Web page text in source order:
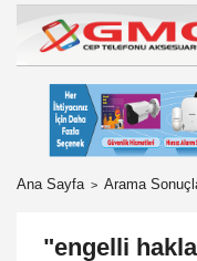
Ana Sayfa Arama
"engelli